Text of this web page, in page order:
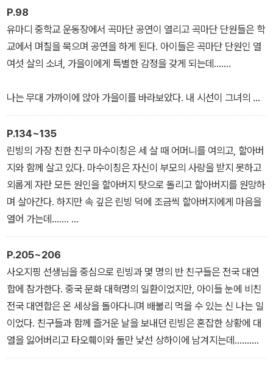
“이 침대에 깔려 있는 이부자리, 네 거냐?”
“그래.”
챠오안이 마수이칭을 곁눈으로 힐끗 쳐다보며 퉁명스럽게 대답했다.
“그 침대는 이미 쟤가 맡았어.”
챠오안은 얼굴을 돌려 나를 쏘아보았다. 그의 눈빛 속에는 낯선 기운
이 서려 있었다. 나는 그 두 눈과 마주치는 순간, 늦가을의 찬바람을
맞기라도 한 듯 나도 모르게 몸을 부르르 떨었다.
P.98
유마디 중학교 운동장에서 곡마단 공연이 열리고 곡마단 단원들은 학
교에서 며칠을 묵으며 공연을 하게 된다. 아이들은 곡마단 단원인 열
여섯 살의 소녀, 가을이에게 특별한 감정을 갖게 되는데…….
나는 무대 가까이에 앉아 가을이를 바라보았다. 내 시선이 그녀의 볼
록한 가슴이 머물자, 심장이 벌떡벌떡 뛰면서 숨이 가빴다. 나는 손으
로 입을 막았다. 사람들이 나를 보는 것 같아 얼른 고개를 숙였지만,
내 눈앞에는 그녀의 모습이 계속 아른거렸다. 셰바이싼도 땀을 줄줄
흘리며 무대에서 눈을 떼지 못했다.
가을이는 무대 위에서 개들을 이리저리 끌고 다닐 뿐 이렇다 할 묘기
를 보여 주지 않았는데도 무대 아래는 찬물을 끼얹은 듯 조용했다.
P.134~135
린빙의 가장 친한 친구 마수이칭은 세 살 때 어머니를 여의고, 할아버
지와 함께 살고 있다. 마수이칭은 자신이 부모의 사랑을 받지 못하고
외롭게 자란 모든 원인을 할아버지 탓으로 돌리고 할아버지를 원망하
며 살아간다. 하지만 속 깊은 린빙 덕에 조금씩 할아버지에게 마음을
열어 가는데…….
그날 오후에 할아버지는 팔에 깁스를 했다. 우리는 할아버지를 집으
로 데려가려고 했지만, 의사는 다른 곳에 이상이 없는지 더 검사해 봐
야 한다고 했다. 어느새 날은 어두워지고 비는 여전히 후드득후드득
떨어졌다. 마땅히 잘 곳도 없고 먹을 것도 없는 데다 씻을 만한 곳도
없자 마수이칭은 속이 부글부글 끓었다. 마침내 그가 내 손을 잡아끌
며 소리쳤다.
“가자, 집으로 가!”
P.205~206
사오지핑 선생님을 중심으로 린빙과 몇 명의 반 친구들은 전국 대연
합에 참가한다. 중국 문화 대혁명의 일환이었지만, 아이들 눈에 비친
전국 대연합은 온 세상을 돌아다니며 배불리 먹을 수 있는 신 나는 일
이었다. 친구들과 함께 즐거운 날을 보내던 린빙은 혼잡한 상황에 대
열을 잃어버리고 타오훼이와 둘만 낯선 상하이에 남겨지는데…….